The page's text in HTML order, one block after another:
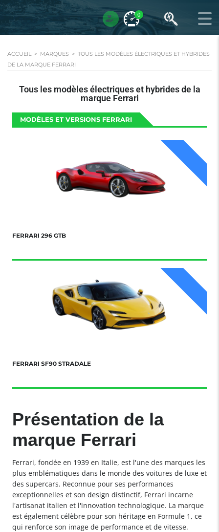
0
ACCUEIL > MARQUES > TOUS LES MODÈLES ÉLECTRIQUES ET HYBRIDES
DE LA MARQUE FERRARI
Tous les modèles électriques et hybrides de la
marque Ferrari
MODÈLES ET VERSIONS FERRARI
FERRARI 296 GTB
FERRARI SF90 STRADALE
Présentation de la
marque Ferrari
Ferrari, fondée en 1939 en Italie, est l'une des marques les
plus emblématiques dans le monde des voitures de luxe et
des supercars. Reconnue pour ses performances
exceptionnelles et son design distinctif, Ferrari incarne
l'artisanat italien et l'innovation technologique. La marque
est également célèbre pour son héritage en Formule 1, ce
qui renforce son image de performance et de vitesse.